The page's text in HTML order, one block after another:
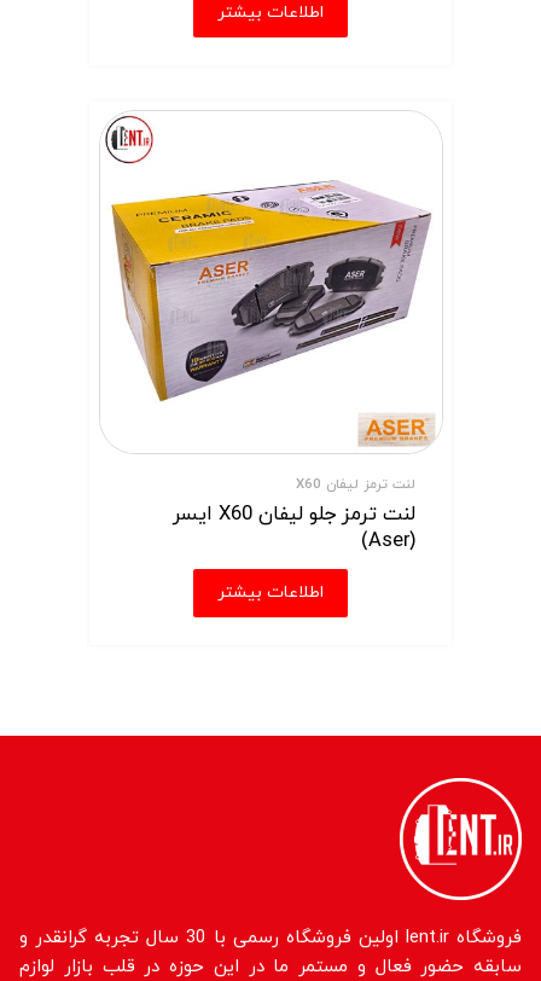
اطلاعات بیشتر
لنت ترمز لیفان X60
لنت ترمز جلو لیفان X60 ایسر
(Aser)
اطلاعات بیشتر
فروشگاه lent.ir اولین فروشگاه رسمی با 30 سال تجربه گرانقدر و
سابقه حضور فعال و مستمر ما در این حوزه در قلب بازار لوازم